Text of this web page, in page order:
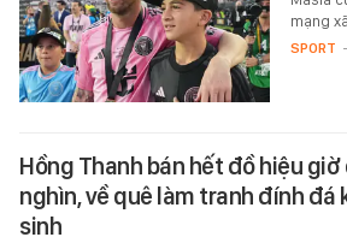
mạng
SPORT -
Hồng Thanh bán hết đồ hiệu giờ
nghìn, về quê làm tranh đính đá
sinh